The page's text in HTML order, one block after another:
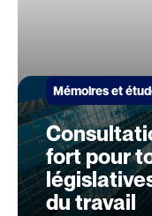
Mémoires et
fort pour
du travail